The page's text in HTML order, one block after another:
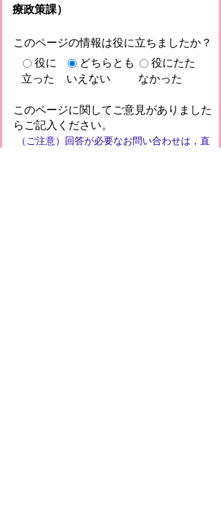
療政策課）
このページの情報は役に立ちましたか？
役に
立った
どちらとも
いえない
役にたた
なかった
このページに関してご意見がありました
らご記入ください。
（ご注意）回答が必要なお問い合わせは，直